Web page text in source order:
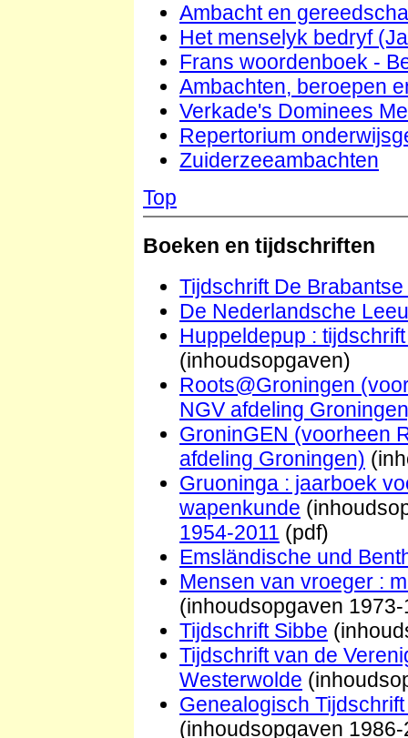
Ambacht en
Het menselyk bedryf
Frans woordenboek -
Ambachten, beroepen
Verkade's Dominees
Repertorium
Zuiderzeeambachten
Top
Boeken en tijdschriften
Tijdschrift De
De Nederlandsche
Huppeldepup :
(inhoudsopgaven)
Roots@Groningen
NGV afdeling
GroninGEN (voorheen
afdeling Groningen)
Gruoninga : jaarboek
wapenkunde
1954-2011 (pdf)
Emsländische und
Mensen van vroeger :
(inhoudsopgaven
Tijdschrift Sibbe
Tijdschrift van de
Westerwolde
Genealogisch
(inhoudsopgaven